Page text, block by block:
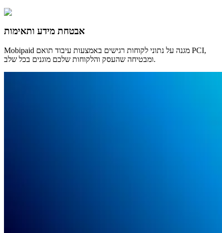
אבטחת מידע ותאימות
Mobipaid מגנה על נתוני לקוחות רגישים באמצעות עיבוד תואם PCI,
ומבטיחה שהעסק והלקוחות שלכם מוגנים בכל שלב.